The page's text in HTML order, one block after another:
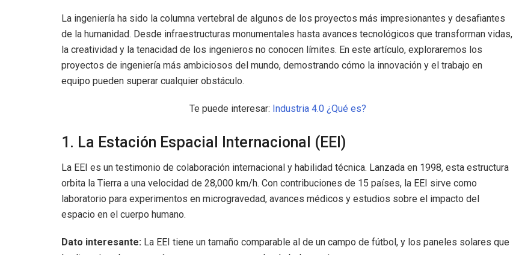
La ingeniería ha sido la columna vertebral de algunos de los proyectos más impresionantes y desafiantes
de la humanidad. Desde infraestructuras monumentales hasta avances tecnológicos que transforman vidas,
la creatividad y la tenacidad de los ingenieros no conocen límites. En este artículo, exploraremos los
proyectos de ingeniería más ambiciosos del mundo, demostrando cómo la innovación y el trabajo en
equipo pueden superar cualquier obstáculo.
Te puede interesar: Industria 4.0 ¿Qué es?
1. La Estación Espacial Internacional (EEI)
La EEI es un testimonio de colaboración internacional y habilidad técnica. Lanzada en 1998, esta estructura
orbita la Tierra a una velocidad de 28,000 km/h. Con contribuciones de 15 países, la EEI sirve como
laboratorio para experimentos en microgravedad, avances médicos y estudios sobre el impacto del
espacio en el cuerpo humano.
Dato interesante: La EEI tiene un tamaño comparable al de un campo de fútbol, y los paneles solares que